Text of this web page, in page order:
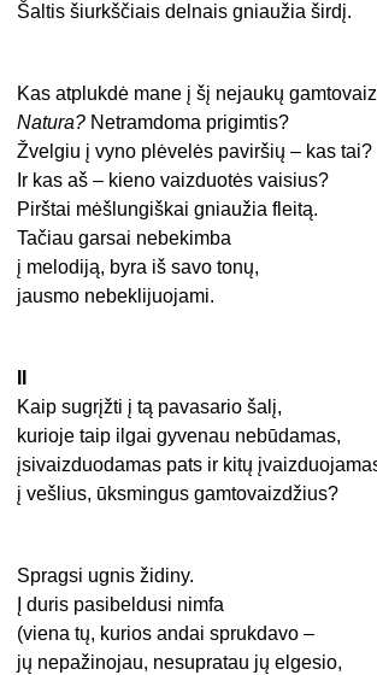
Šaltis šiurkščiais delnais gniaužia širdį.
Kas atplukdė mane į šį nejaukų
Natura? Netramdoma prigimtis?
Žvelgiu į vyno plėvelės paviršių – kas tai?
Ir kas aš – kieno vaizduotės vaisius?
Pirštai mėšlungiškai gniaužia fleitą.
Tačiau garsai nebekimba
į melodiją, byra iš savo tonų,
jausmo nebeklijuojami.
Kaip sugrįžti į tą pavasario šalį,
kurioje taip ilgai gyvenau nebūdamas,
įsivaizduodamas pats ir kitų
į vešlius, ūksmingus gamtovaizdžius?
Spragsi ugnis židiny.
Į duris pasibeldusi nimfa
(viena tų, kurios andai sprukdavo –
jų nepažinojau, nesupratau jų elgesio,